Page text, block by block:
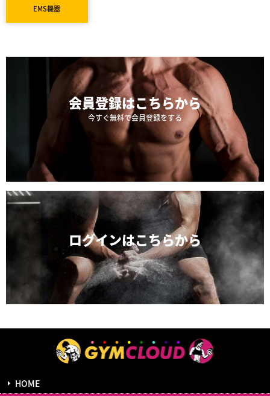
EMS機器
会員登録はこちらから
今すぐ無料で会員登録をする
ログインはこちらから
HOME